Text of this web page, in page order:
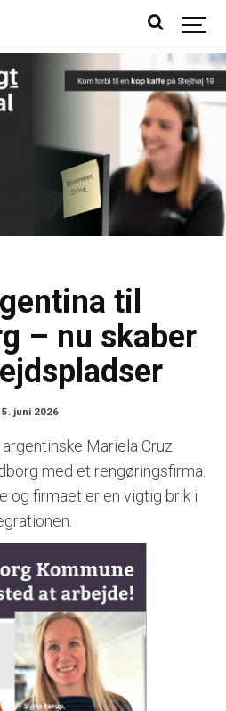
til
– nu skaber
juni 2026
Mariela Cruz
med et rengøringsfirma.
og firmaet er en vigtig brik i